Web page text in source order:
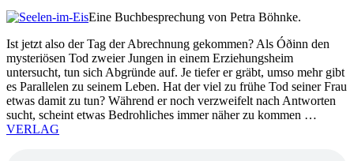
Eiskaltes
Eine Buchbesprechung von Petra Böhnke.
Ist jetzt also der Tag der Abrechnung gekommen? Als Óðinn den
mysteriösen Tod zweier Jungen in einem Erziehungsheim
untersucht, tun sich Abgründe auf. Je tiefer er gräbt, umso mehr gibt
es Parallelen zu seinem Leben. Hat der viel zu frühe Tod seiner Frau
etwas damit zu tun? Während er noch verzweifelt nach Antworten
sucht, scheint etwas Bedrohliches immer näher zu kommen …
VERLAG